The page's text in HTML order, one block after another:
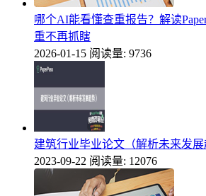
哪个AI能看懂查重报告？解读
重不再抓瞎
2026-01-15 阅读量: 9736
建筑行业毕业论文（解析未来发展
2023-09-22 阅读量: 12076